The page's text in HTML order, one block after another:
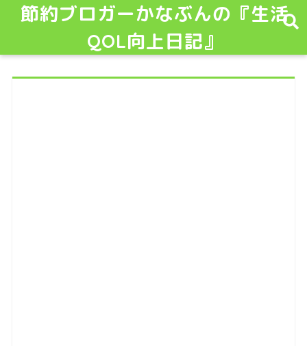
節約ブロガーかなぶんの『生活
QOL向上日記』